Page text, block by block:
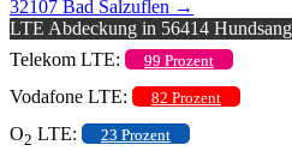
32107 Bad Salzuflen →
LTE Abdeckung in 56414
Telekom LTE:
99 Prozent
Vodafone LTE: 82 Prozent
O2 LTE: 23 Prozent